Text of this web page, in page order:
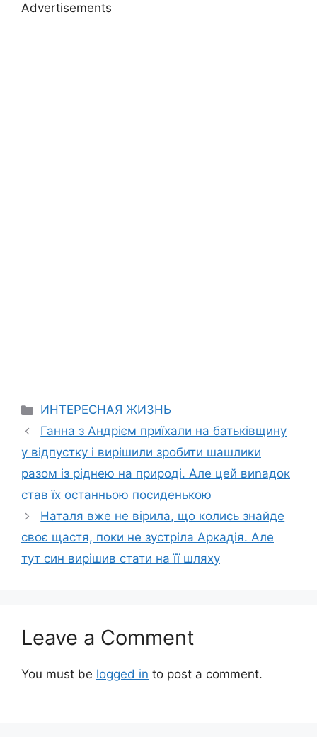
Advertisements
Categories
ИНТЕРЕСНАЯ ЖИЗНЬ
Ганна з Андрієм приїхали на батьківщину
у відпустку і вирішили зробити шашлики
разом із ріднею на природі. Але цей виnадок
став їх останньою посиденькою
Наталя вже не вірила, що колись знайде
своє щастя, поки не зустріла Аркадія. Але
тут син вирішив стати на її шляху
Leave a Comment
You must be logged in to post a comment.